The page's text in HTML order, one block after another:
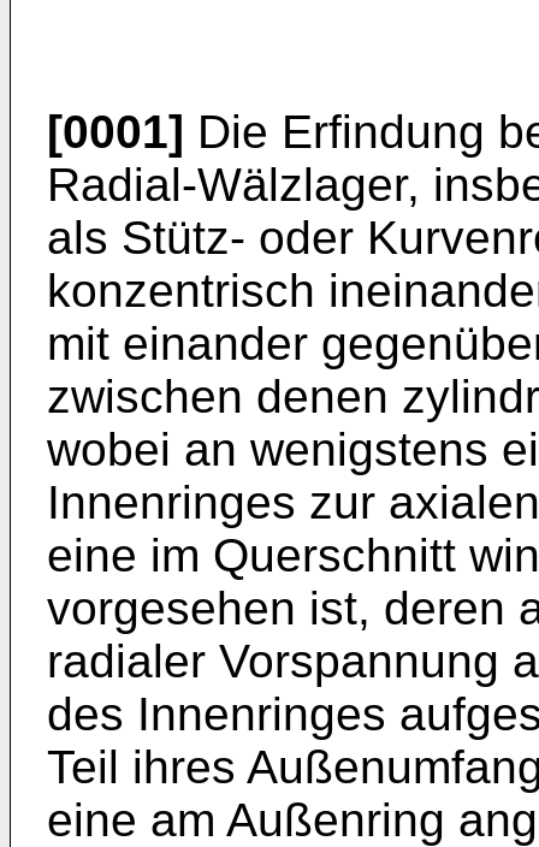
[0001] Die Erfindung
Radial-Wälzlager,
als Stütz- oder
konzentrisch
mit einander
zwischen denen
wobei an wenigstens
Innenringes zur
eine im Querschnitt
vorgesehen ist, deren
radialer Vorspannung
des Innenringes
Teil ihres
eine am Außenring